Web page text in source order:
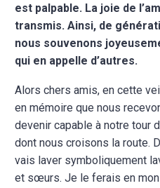
est palpable. La joie de
transmis. Ainsi, de
nous souvenons
qui en appelle d’autres.
Alors chers amis, en cette
en mémoire que nous
devenir capable à notre tour
dont nous croisons la route.
vais laver symboliquement
et sœurs. Je le ferais en